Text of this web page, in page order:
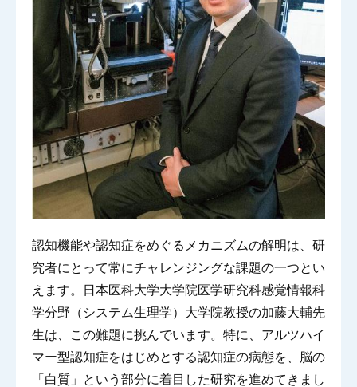
認知機能や認知症をめぐるメカニズムの解明は、研
究者にとって常にチャレンジングな課題の一つとい
えます。日本医科大学大学院医学研究科感覚情報科
学分野（システム生理学）大学院教授の加藤大輔先
生は、この難題に挑んでいます。特に、アルツハイ
マー型認知症をはじめとする認知症の病態を、脳の
「白質」という部分に着目した研究を進めてきまし